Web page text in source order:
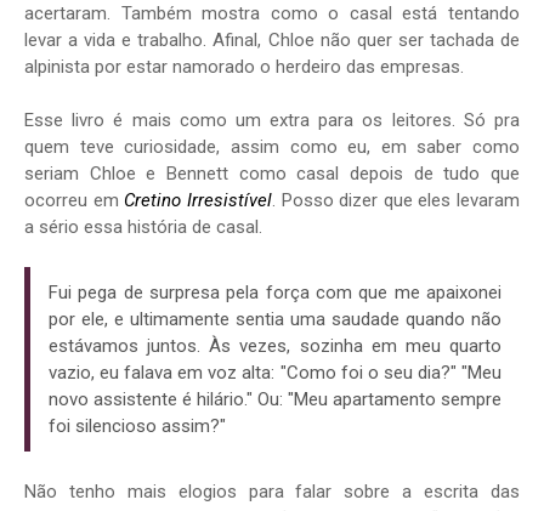
acertaram. Também mostra como o casal está tentando
levar a vida e trabalho. Afinal, Chloe não quer ser tachada de
alpinista por estar namorado o herdeiro das empresas.
Esse livro é mais como um extra para os leitores. Só pra
quem teve curiosidade, assim como eu, em saber como
seriam Chloe e Bennett como casal depois de tudo que
ocorreu em Cretino Irresistível. Posso dizer que eles levaram
a sério essa história de casal.
Fui pega de surpresa pela força com que me apaixonei
por ele, e ultimamente sentia uma saudade quando não
estávamos juntos. Às vezes, sozinha em meu quarto
vazio, eu falava em voz alta: "Como foi o seu dia?" "Meu
novo assistente é hilário." Ou: "Meu apartamento sempre
foi silencioso assim?"
Não tenho mais elogios para falar sobre a escrita das